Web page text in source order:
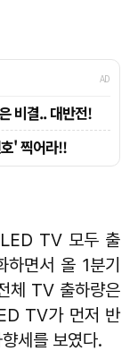
TV 모두 출
면서 올 1분기
체 TV 출하량은
TV가 먼저 반
세를 보였다.